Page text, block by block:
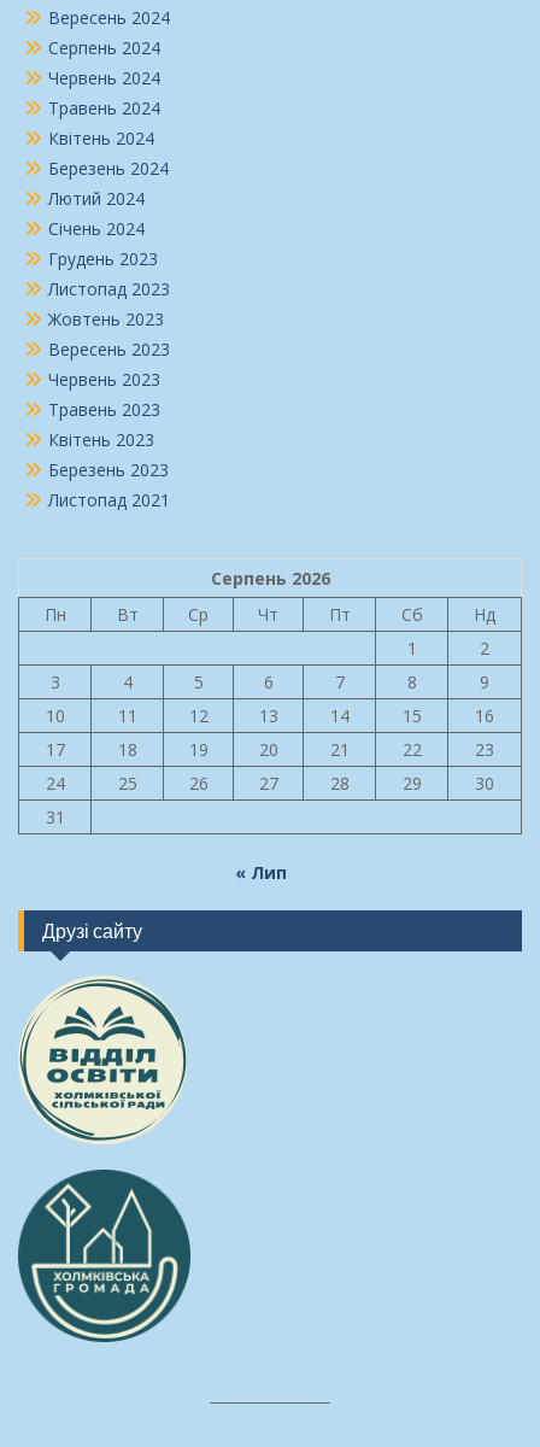
Вересень 2024
Серпень 2024
Червень 2024
Травень 2024
Квітень 2024
Березень 2024
Лютий 2024
Січень 2024
Грудень 2023
Листопад 2023
Жовтень 2023
Вересень 2023
Червень 2023
Травень 2023
Квітень 2023
Березень 2023
Листопад 2021
Серпень 2026
Пн
Вт Ср Чт Пт Сб
Нд
1
2
3
4 5 6 7 8
9
10
11 12 13 14 15
16
17
18 19 20 21 22
23
24
25 26 27 28 29
30
31
« Лип
Друзі сайту